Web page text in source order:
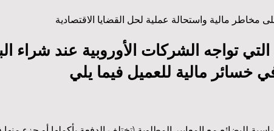
تواجه الشركات الأوروبية عند شراء